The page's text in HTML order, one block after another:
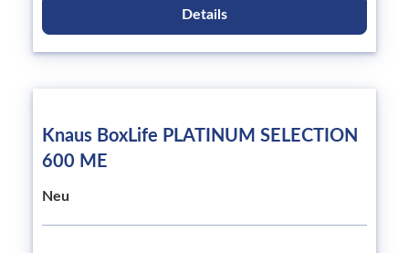
Details
Knaus BoxLife PLATINUM SELECTION
600 ME
Neu